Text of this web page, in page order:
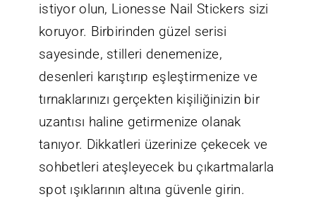
istiyor olun, Lionesse Nail Stickers sizi
koruyor. Birbirinden güzel serisi
sayesinde, stilleri denemenize,
desenleri karıştırıp eşleştirmenize ve
tırnaklarınızı gerçekten kişiliğinizin bir
uzantısı haline getirmenize olanak
tanıyor. Dikkatleri üzerinize çekecek ve
sohbetleri ateşleyecek bu çıkartmalarla
spot ışıklarının altına güvenle girin.